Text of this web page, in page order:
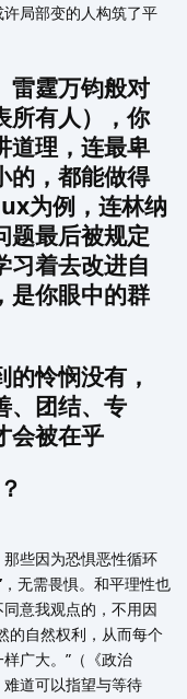
局部变的人构筑了平
雷霆万钧般对
所有人），你
道理，连最卑
的，都能做得
为例，连林纳
题最后被规定
习着去改进自
你眼中的群
怜悯没有，
、团结、专
会被在乎
些因为恐惧恶性循环
，无需畏惧。和平理性也
意我观点的，不用因
的自然权利，从而每个
广大。”（《政治
道可以指望与等待